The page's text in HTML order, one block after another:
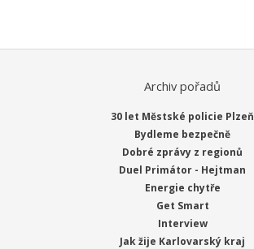
Archiv pořadů
30 let Městské policie Plzeň
Bydleme bezpečně
Dobré zprávy z regionů
Duel Primátor - Hejtman
Energie chytře
Get Smart
Interview
Jak žije Karlovarský kraj